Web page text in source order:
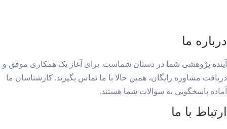
درباره ما
آینده پژوهشی شما در دستان شماست. برای آغاز یک همکاری موفق و
دریافت مشاوره رایگان، همین حالا با ما تماس بگیرید. کارشناسان ما
آماده پاسخگویی به سوالات شما هستند.
ارتباط با ما